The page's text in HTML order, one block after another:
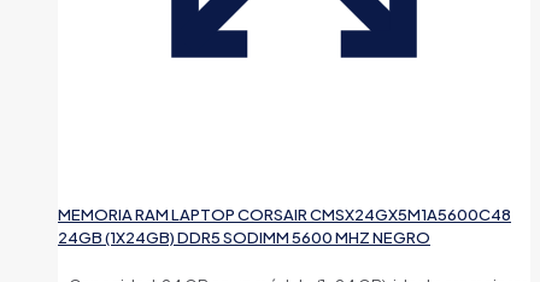
MEMORIA RAM LAPTOP CORSAIR CMSX24GX5M1A5600C48
24GB (1X24GB) DDR5 SODIMM 5600 MHZ NEGRO